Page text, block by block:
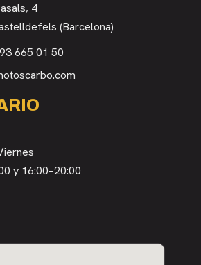
4
(Barcelona)
665 01 50
y 16:00–20:00